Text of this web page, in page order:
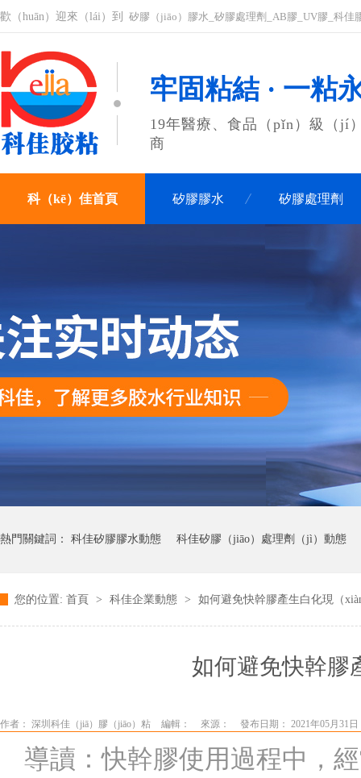
歡（huān）迎來（lái）到 矽膠（jiāo）膠水_矽膠處理劑_AB膠_UV膠_科佳
牢固粘結 · 一粘
19年醫療、食品（pǐn）級（jí
商
科（kē）佳首頁 矽膠膠水 矽膠處理劑
熱門關鍵詞： 科佳矽膠膠水動態 科佳矽膠（jiāo）處理劑（jì）動態
科佳快幹膠動態
您的位置: 首頁 > 科佳企業動態 > 如何避免快幹膠產生白化現（
如何避免快幹膠
作者： 深圳科佳（jiā）膠（jiāo）粘 編輯： 來源： 發布日期： 2021年05月31
導讀：快幹膠使用過程中，